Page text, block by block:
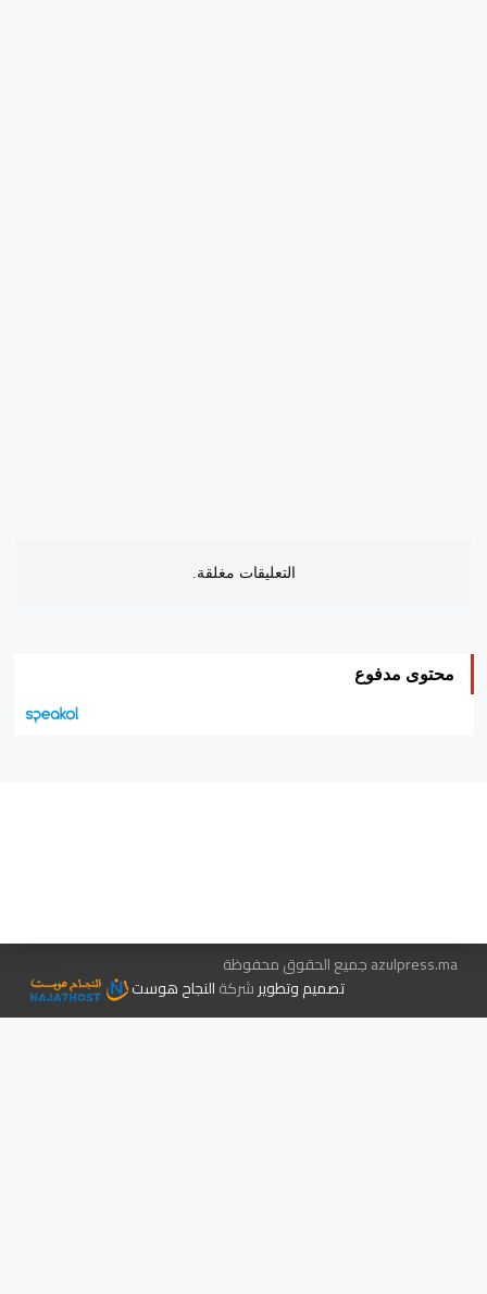
التعليقات مغلقة.
محتوى مدفوع
azulpress.ma جميع الحقوق محفوظة
تصميم وتطويرشركةالنجاح هوست